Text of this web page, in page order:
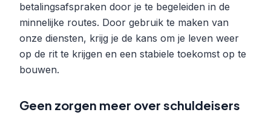
betalingsafspraken door je te begeleiden in de
minnelijke routes. Door gebruik te maken van
onze diensten, krijg je de kans om je leven weer
op de rit te krijgen en een stabiele toekomst op te
bouwen.
Geen zorgen meer over schuldeisers